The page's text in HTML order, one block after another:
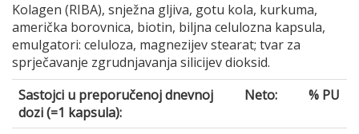
Kolagen (RIBA), snježna gljiva, gotu kola, kurkuma,
američka borovnica, biotin, biljna celulozna kapsula,
emulgatori: celuloza, magnezijev stearat; tvar za
sprječavanje zgrudnjavanja silicijev dioksid.
Sastojci u preporučenoj dnevnoj
dozi (=1 kapsula):
Neto: % PU